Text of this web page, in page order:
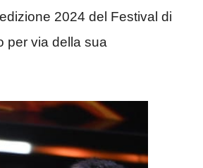
2024 del Festival di
per via della sua